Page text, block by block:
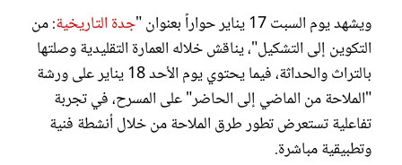
ويشهد يوم السبت 17 يناير حواراً بعنوان "
جدة التاريخية: من
التكوين إلى التشكيل"، يناقش خلاله العمارة التقليدية وصلتها
بالتراث والحداثة، فيما يحتوي يوم الأحد 18 يناير على ورشة
"الملاحة من الماضي إلى الحاضر" على المسرح، في تجربة
تفاعلية تستعرض تطور طرق الملاحة من خلال أنشطة فنية
وتطبيقية مباشرة.